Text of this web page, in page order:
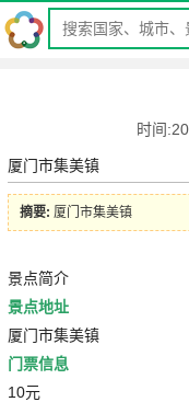
时间
厦门市集美镇
摘要: 厦门市集美镇
景点简介
景点地址
厦门市集美镇
门票信息
10元